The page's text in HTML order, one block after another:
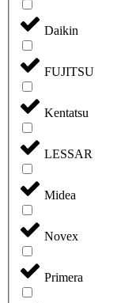
Daikin
FUJITSU
Kentatsu
LESSAR
Midea
Novex
Primera